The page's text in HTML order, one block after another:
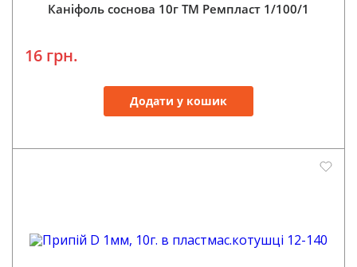
Каніфоль соснова 10г ТМ Ремпласт 1/100/1
16 грн.
Додати у кошик